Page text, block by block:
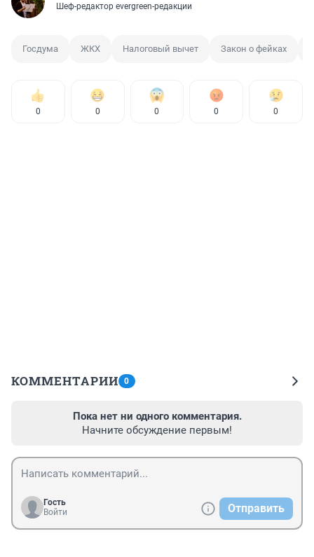
Шеф-редактор evergreen-редакции
Госдума ЖКХ Налоговый вычет Закон о фейках
0 0 0 0 0
КОММЕНТАРИИ 0
Пока нет ни одного комментария.
Начните обсуждение первым!
Гость
Войти
Отправить